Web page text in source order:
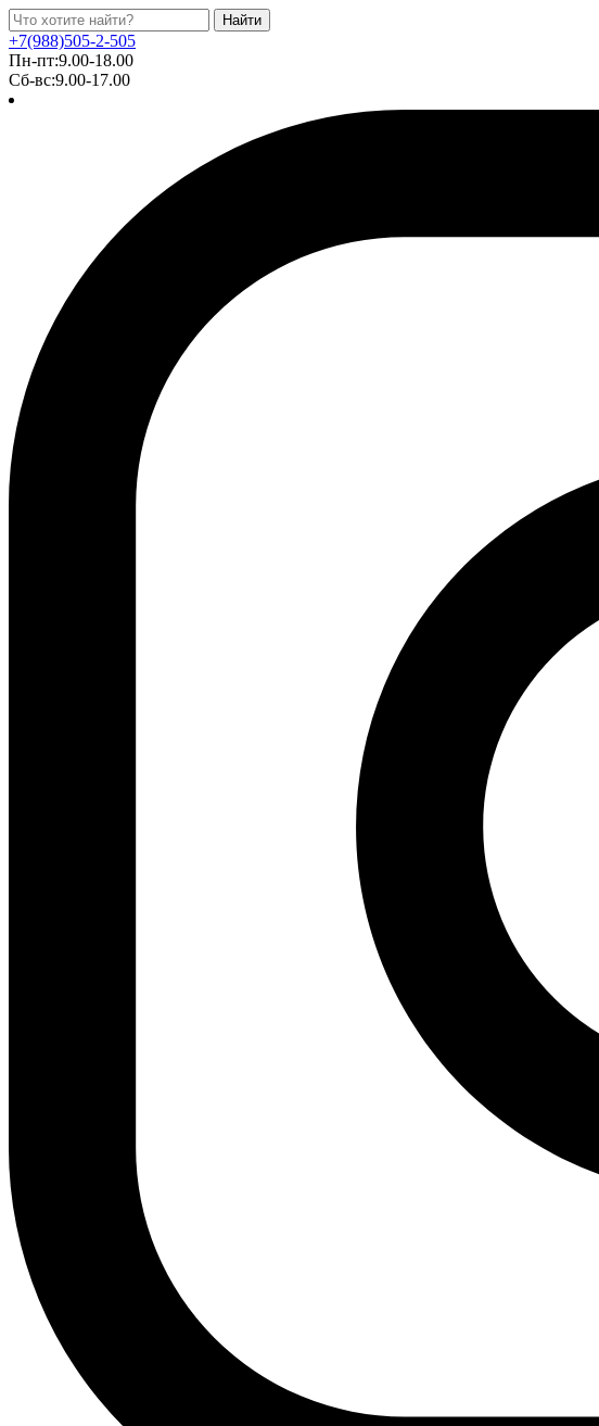
Найти
+7(988)505-2-505
Пн-пт:9.00-18.00
Сб-вс:9.00-17.00